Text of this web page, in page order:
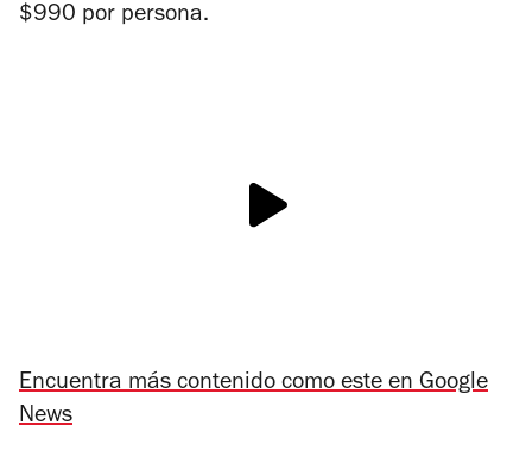
$990 por persona.
Encuentra más contenido como este en Google
News